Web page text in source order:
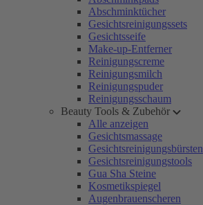
Abschminktücher
Gesichtsreinigungssets
Gesichtsseife
Make-up-Entferner
Reinigungscreme
Reinigungsmilch
Reinigungspuder
Reinigungsschaum
Beauty Tools & Zubehör
Alle anzeigen
Gesichtsmassage
Gesichtsreinigungsbürsten
Gesichtsreinigungstools
Gua Sha Steine
Kosmetikspiegel
Augenbrauenscheren